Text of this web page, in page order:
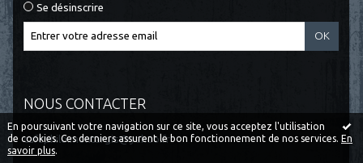
En poursuivant votre navigation sur ce site, vous acceptez l'utilisation
de cookies. Ces derniers assurent le bon fonctionnement de nos services. En
savoir plus.
Se désinscrire
NOUS CONTACTER
cafephilo.montargis@yahoo.fr